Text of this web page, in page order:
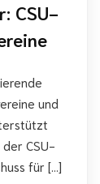
CSU-
und
CSU-
für […]